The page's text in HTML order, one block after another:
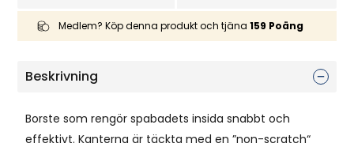
Medlem? Köp denna produkt och tjäna159 Poäng
Beskrivning
Borste som rengör spabadets insida snabbt och
effektivt. Kanterna är täckta med en ”non-scratch“